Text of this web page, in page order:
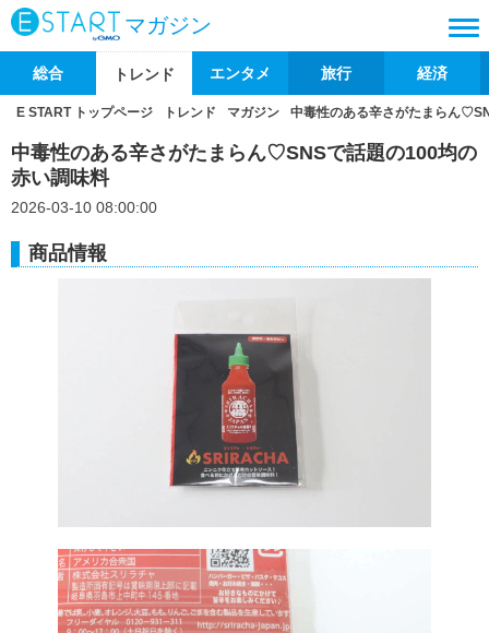
マガジン
総合 トレンド エンタメ 旅行 経済
E START トップページ トレンド マガジン 中毒性のある辛さがたまらん
中毒性のある辛さがたまらん♡SNSで話題の100均の
赤い調味料
2026-03-10 08:00:00
商品情報